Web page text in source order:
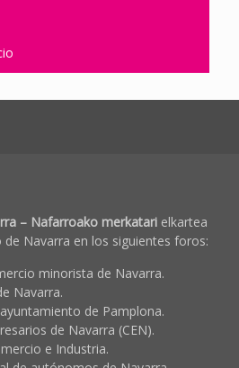
– Nafarroako merkatarielkartea
Navarra en los siguientes foros:
minorista de Navarra.
Navarra.
de Pamplona.
de Navarra (CEN).
e Industria.